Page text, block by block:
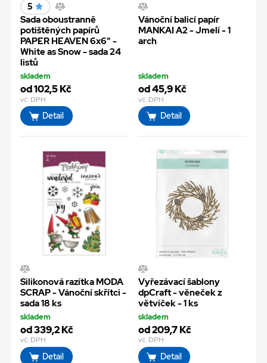
5
Sada oboustranně
potištěných papírů
PAPER HEAVEN 6x6" -
White as Snow - sada 24
listů
skladem
od 102,5 Kč
vč. DPH
Detail
Vánoční balicí papír
MANKAI A2 - Jmelí - 1
arch
skladem
od 45,9 Kč
vč. DPH
Detail
Silikonová razítka MODA
SCRAP - Vánoční skřítci -
sada 18 ks
skladem
od 339,2 Kč
vč. DPH
Detail
Vyřezávací šablony
dpCraft - věneček z
větviček - 1 ks
skladem
od 209,7 Kč
vč. DPH
Detail